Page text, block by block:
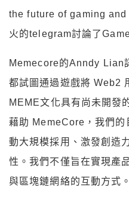
the future of gaming and
火的telegram討論了
Memecore的Anndy Lian
都試圖通過遊戲將 Web2
MEME文化具有尚未開發
藉助 MemeCore，我們的
動大規模採用、激發創造
性。我們不僅旨在實現產
與區塊鏈網絡的互動方式。